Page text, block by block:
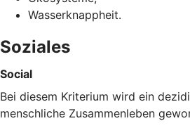
Wasserknappheit.
Soziales
Social
Bei diesem Kriterium wird ein
menschliche Zusammenleben